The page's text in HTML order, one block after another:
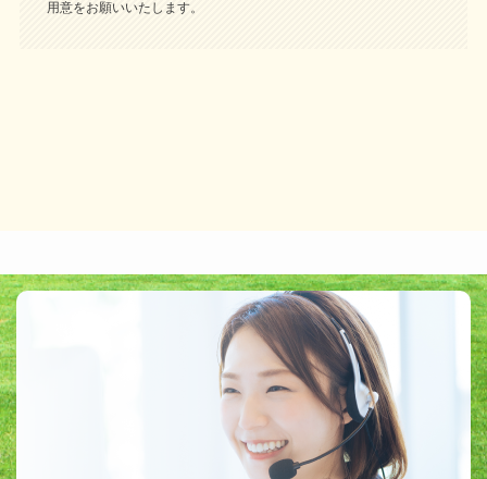
用意をお願いいたします。